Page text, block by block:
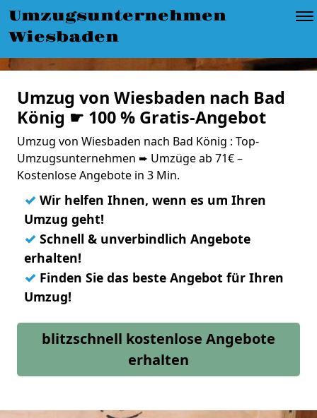
Umzugsunternehmen
Wiesbaden
Umzug von Wiesbaden nach Bad
König ☛ 100 % Gratis-Angebot
Umzug von Wiesbaden nach Bad König : Top-
Umzugsunternehmen ➨ Umzüge ab 71€ –
Kostenlose Angebote in 3 Min.
✓ Wir helfen Ihnen, wenn es um Ihren
Umzug geht!
✓ Schnell & unverbindlich Angebote
erhalten!
✓ Finden Sie das beste Angebot für Ihren
Umzug!
blitzschnell kostenlose Angebote
erhalten